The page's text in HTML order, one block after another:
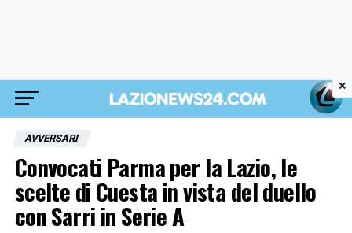
AVVERSARI
Convocati Parma per la Lazio, le
scelte di Cuesta in vista del duello
con Sarri in Serie A
×